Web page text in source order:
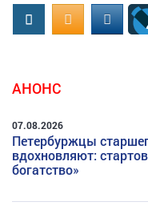
ВконтактеOK.RU
АНОНС
07.08.2026
Петербуржцы
вдохновляют:
богатство»